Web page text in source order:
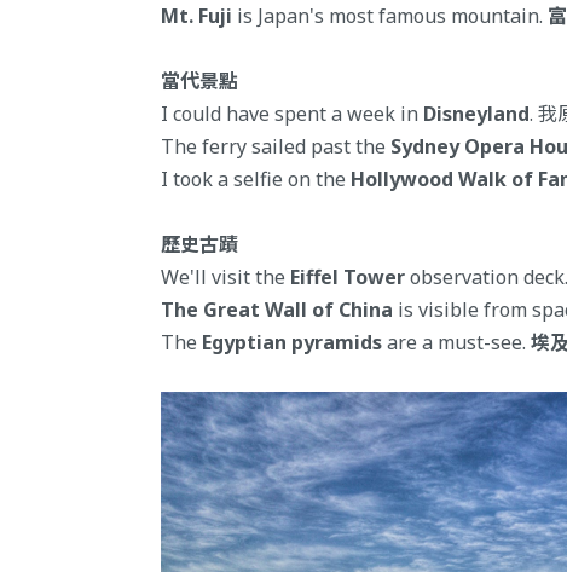
Mt. Fuji is Japan's most famous mountain.
當代景點
I could have spent a week in Disneyland. 我
The ferry sailed past the Sydney Opera
I took a selfie on the Hollywood Walk of
歷史古蹟
We'll visit the Eiffel Towerobservation
The Great Wall of China is visible from
The Egyptian pyramidsare a must-see. 埃